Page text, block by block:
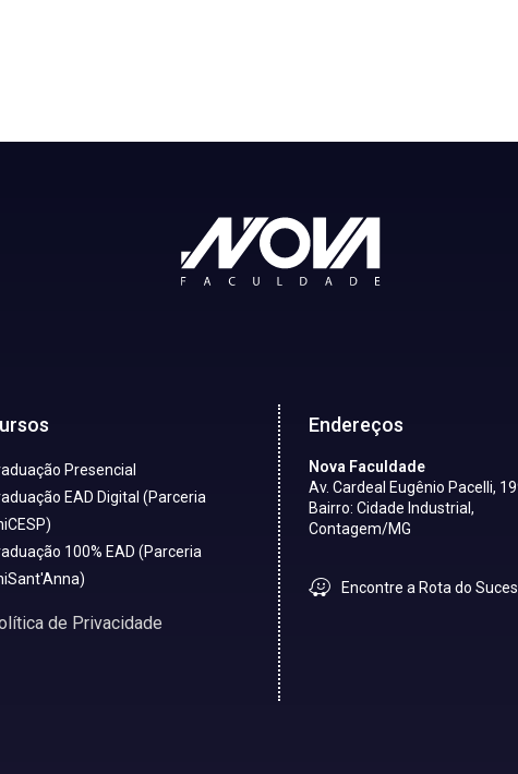
Presencial
EAD Digital (Parceria
100% EAD (Parceria
de Privacidade
Endereços
Nova Faculdade
Av. Cardeal Eugênio Pacelli,
Bairro: Cidade Industrial,
Contagem/MG
Encontre a Rota do